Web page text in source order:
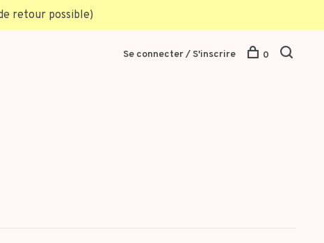
retour possible)
Se connecter / S'inscrire 0